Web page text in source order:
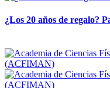
¿Los 20 años de regalo?